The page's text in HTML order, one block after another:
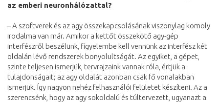
az emberi neuronhálózattal?
– A szoftverek és az agy összekapcsolásának viszonylag komoly
irodalma van már. Amikor a kettőt összekötő agy-gép
interfészről beszélünk, figyelembe kell vennünk az interfész két
oldalán lévő rendszerek bonyolultságát. Az egyiket, a gépet,
szinte teljesen ismerjük, tervrajzaink vannak róla, értjük a
tulajdonságait; az agy oldalát azonban csak fő vonalakban
ismerjük. Így nagyon nehéz felhasználói felületet készíteni. Az a
szerencsénk, hogy az agy sokoldalú és túltervezett, ugyanazt a